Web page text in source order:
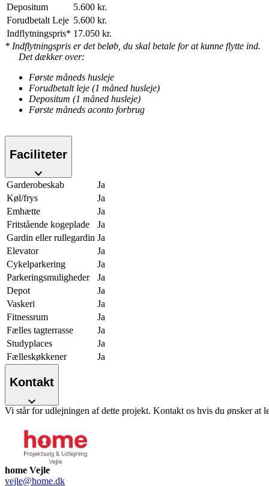
Depositum
5.600 kr.
Forudbetalt Leje 5.600 kr.
Indflytningspris* 17.050 kr.
* Indflytningspris er det beløb, du skal betale for at kunne flytte ind.
Det dækker over:
Første måneds husleje
Forudbetalt leje (1 måned husleje)
Depositum (1 måned husleje)
Første måneds aconto forbrug
Faciliteter
Garderobeskab
Ja
Køl/frys
Ja
Emhætte
Ja
Fritstående kogeplade
Ja
Gardin eller rullegardin Ja
Elevator
Ja
Cykelparkering
Ja
Parkeringsmuligheder
Ja
Depot
Ja
Vaskeri
Ja
Fitnessrum
Ja
Fælles tagterrasse
Ja
Studyplaces
Ja
Fælleskøkkener
Ja
Kontakt
Vi står for udlejningen af dette projekt. Kontakt os hvis du ønsker at
home Vejle
vejle@home.dk